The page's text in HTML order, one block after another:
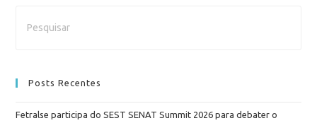
Posts Recentes
Fetralse participa do SEST SENAT Summit 2026 para debater o